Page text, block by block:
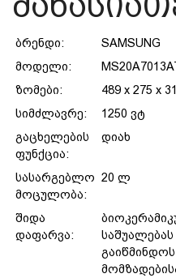
ბრენდი:
SAMSUNG
მოდელი:
ზომები:
489 x 275 x
სიმძლავრე:
1250 ვტ
გაცხელების
ფუნქცია:
დიახ
სასარგებლო
მოცულობა:
20 ლ
შიდა
დაფარვა: